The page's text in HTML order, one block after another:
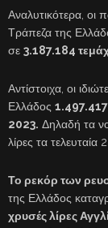
Αναλυτικότερα, οι
Τράπεζα της
σε 3.187.184
Αντίστοιχα, οι
Ελλάδος
2023. Δηλαδή τα
λίρες τα τελευταία
Το ρεκόρ των
της Ελλάδος
χρυσές λίρες